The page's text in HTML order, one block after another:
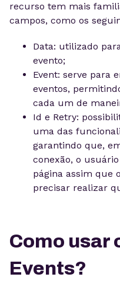
recurso tem mais
campos, como os
Data: utilizado
evento;
Event: serve para
eventos,
cada um de
Id e Retry:
uma das
garantindo que,
conexão, o
página assim que
precisar realizar
Como usar
Events?